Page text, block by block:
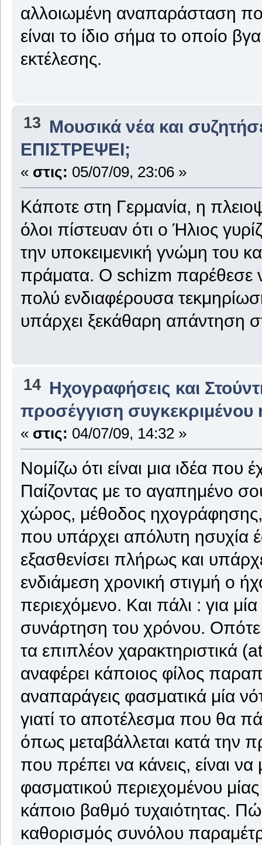
αλλοιωμένη αναπαράσταση
είναι το ίδιο σήμα το οποίο
εκτέλεσης.
13 Μουσικά νέα και
ΕΠΙΣΤΡΕΨΕΙ;
« στις: 05/07/09, 23:06 »
Κάποτε στη Γερμανία, η
όλοι πίστευαν ότι ο Ήλιος
την υποκειμενική γνώμη του
πράματα. Ο schizm παρέθεσε
πολύ ενδιαφέρουσα
υπάρχει ξεκάθαρη απάντηση
14 Ηχογραφήσεις και
προσέγγιση συγκεκριμένου
« στις: 04/07/09, 14:32 »
Νομίζω ότι είναι μια ιδέα
Παίζοντας με το αγαπημένο
χώρος, μέθοδος
που υπάρχει απόλυτη ησυχία
εξασθενίσει πλήρως και
ενδιάμεση χρονική στιγμή ο
περιεχόμενο. Και πάλι : για
συνάρτηση του χρόνου. Οπότε
τα επιπλέον χαρακτηριστικά
αναφέρει κάποιος φίλος
αναπαράγεις φασματικά μία
γιατί το αποτέλεσμα που θα
όπως μεταβάλλεται κατά την
που πρέπει να κάνεις, είναι να
φασματικού περιεχομένου
κάποιο βαθμό τυχαιότητας.
καθορισμός συνόλου